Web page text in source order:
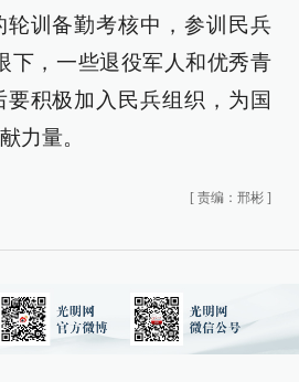
轮训备勤考核中，参训民兵
下，一些退役军人和优秀青
积极加入民兵组织，为国
力量。
[ 责编：邢彬 ]